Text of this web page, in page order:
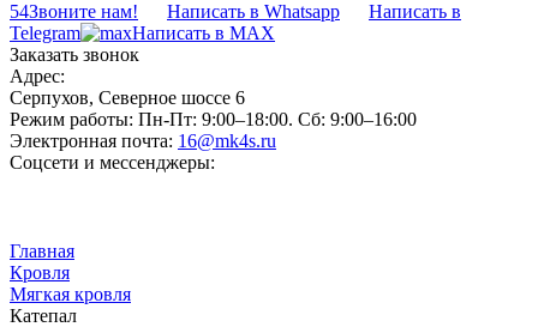
54Звоните нам! Написать в Whatsapp
Написать в
Telegram
Написать в MAX
Заказать звонок
Адрес:
Серпухов, Северное шоссе 6
Режим работы: Пн-Пт: 9:00–18:00. Сб: 9:00–16:00
Электронная почта: 16@mk4s.ru
Соцсети и мессенджеры:
Главная
Кровля
Мягкая кровля
Катепал